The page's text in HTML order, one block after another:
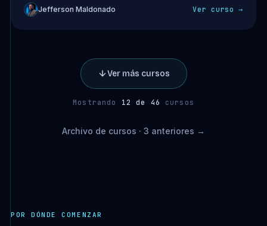
Jefferson Maldonado Ver curso →
Ver más cursos
Mostrando 12 de 46 cursos
Archivo de cursos · 3 anteriores →
POR DÓNDE COMENZAR